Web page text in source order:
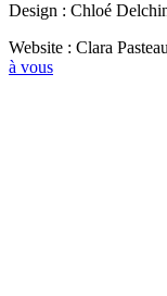
Design : Chloé
Website : Clara
à vous